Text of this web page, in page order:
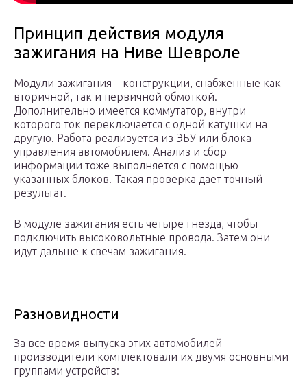
Принцип действия модуля
зажигания на Ниве Шевроле
Модули зажигания – конструкции, снабженные как
вторичной, так и первичной обмоткой.
Дополнительно имеется коммутатор, внутри
которого ток переключается с одной катушки на
другую. Работа реализуется из ЭБУ или блока
управления автомобилем. Анализ и сбор
информации тоже выполняется с помощью
указанных блоков. Такая проверка дает точный
результат.
В модуле зажигания есть четыре гнезда, чтобы
подключить высоковольтные провода. Затем они
идут дальше к свечам зажигания.
Разновидности
За все время выпуска этих автомобилей
производители комплектовали их двумя основными
группами устройств: